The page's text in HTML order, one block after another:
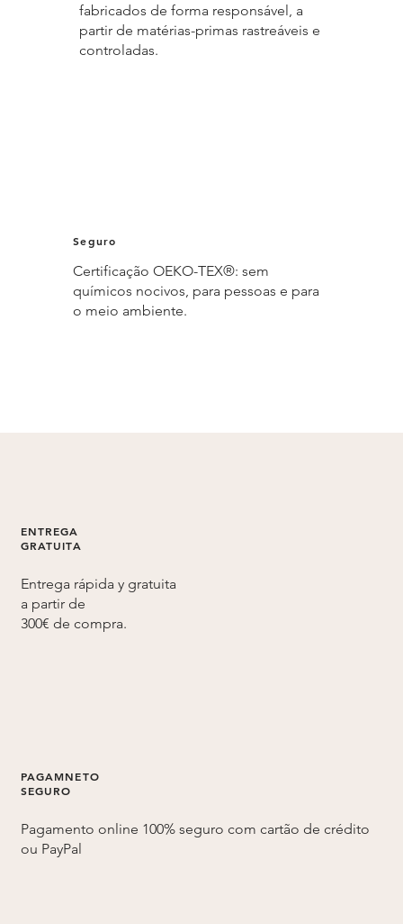
fabricados de forma responsável, a
partir de matérias-primas rastreáveis e
controladas.
Seguro
Certificação OEKO-TEX®: sem
químicos nocivos, para pessoas e para
o meio ambiente.
ENTREGA
GRATUITA
Entrega rápida y gratuita
a partir de
300€ de compra.
PAGAMNETO
SEGURO
Pagamento online 100% seguro com cartão de crédito
ou PayPal